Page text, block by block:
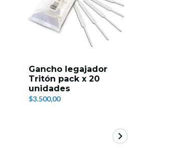
Gancho legajador
Tritón pack x 20
unidades
$3.500,00